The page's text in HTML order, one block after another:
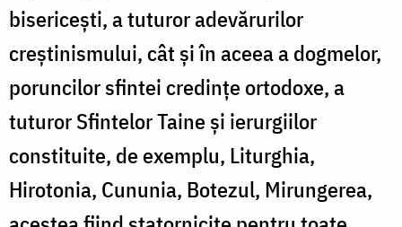
bisericești, a tuturor adevărurilor
creștinismului, cât și în aceea a dogmelor,
poruncilor sfintei credințe ortodoxe, a
tuturor Sfintelor Taine și ierurgiilor
constituite, de exemplu, Liturghia,
Hirotonia, Cununia, Botezul, Mirungerea,